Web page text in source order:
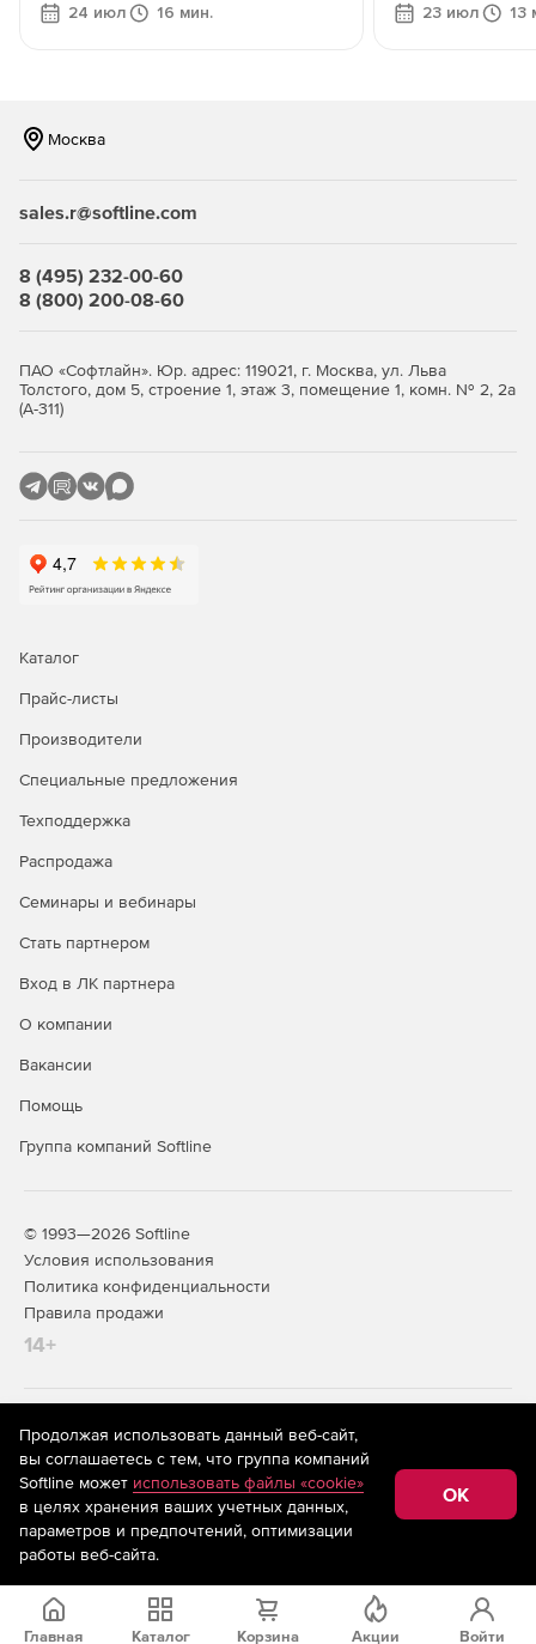
Для среднего бизнеса
24 июл 16 мин.
23 июл
13
Москва
sales.r@softline.com
8 (495) 232-00-60
8 (800) 200-08-60
ПАО «Софтлайн». Юр. адрес: 119021, г. Москва, ул. Льва
Толстого, дом 5, строение 1, этаж 3, помещение 1, комн. № 2, 2а
(А-311)
Каталог
Прайс-листы
Производители
Специальные предложения
Техподдержка
Распродажа
Семинары и вебинары
Стать партнером
Вход в ЛК партнера
О компании
Вакансии
Помощь
Группа компаний Softline
© 1993—2026 Softline
Условия использования
Политика конфиденциальности
Правила продажи
14+
На информационном ресурсе store.softline.ru применяются
рекомендательные технологии
(информационные технологии
предоставления информации на основе сбора,
систематизации и анализа сведений, относящихся к
предпочтениям пользователей сети «Интернет»,
находящихся на территории Российской Федерации)
Главная Каталог Корзина Акции Войти
Продолжая использовать данный веб-сайт,
вы соглашаетесь с тем, что группа компаний
Softline может использовать файлы «cookie»
в целях хранения ваших учетных данных,
параметров и предпочтений, оптимизации
работы веб-сайта.
OK